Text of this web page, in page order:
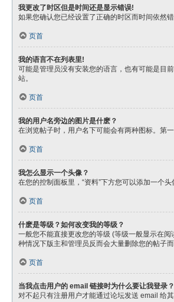
我更改了时区但是时间还是显示错误!
如果您确认您已经设置了正确的时区而时间依然
页首
我的语言不在列表里!
可能是管理员没有安装您的语言，也有可能是目
站。
页首
我的用户名旁边的图片是什麽？
在浏览帖子时，用户名下可能会有两种图标。第
页首
我怎么显示一个头像？
在您的控制面板里，“资料”下方您可以添加一个
页首
什麽是等级？如何改变我的等级？
一般您不能直接更改您的等级 (等级一般显示在
种情况下版主和管理员反而会大量删除您的帖子而
页首
当我点击用户的 email 链接时为什么要让我登录？
对不起只有注册用户才能通过论坛发送 email 给